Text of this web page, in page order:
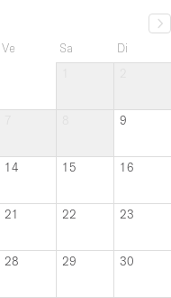
Ve Sa
Di
9
14 15 16
21 22 23
28 29 30